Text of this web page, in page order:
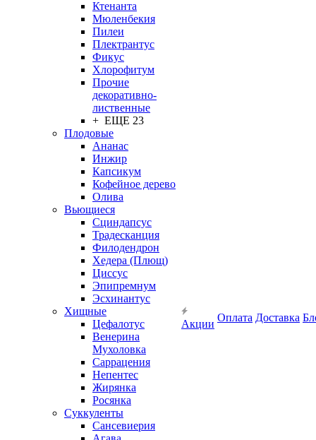
Ктенанта
Мюленбекия
Пилеи
Плектрантус
Фикус
Хлорофитум
Прочие
декоративно-
лиственные
+ ЕЩЕ 23
Плодовые
Ананас
Инжир
Капсикум
Кофейное дерево
Олива
Вьющиеся
Сциндапсус
Традесканция
Филодендрон
Хедера (Плющ)
Циссус
Эпипремнум
Эсхинантус
Хищные
Цефалотус
Венерина
Мухоловка
Саррацения
Непентес
Жирянка
Росянка
Суккуленты
Сансевиерия
Акции
Оплата Доставка